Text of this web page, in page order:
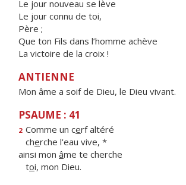
Le jour nouveau se lève
Le jour connu de toi,
Père ;
Que ton Fils dans l’homme achève
La victoire de la croix !
ANTIENNE
Mon âme a soif de Dieu, le Dieu vivant.
PSAUME : 41
2 Comme un cerf altéré
cherche l'eau vive, *
ainsi mon âme te cherche
toi, mon Dieu.